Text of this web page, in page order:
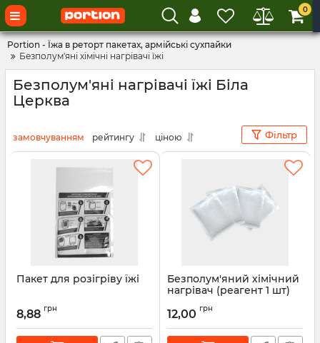
0
Portion - Їжа в реторт пакетах, армійські сухпайки
Безполум'яні хімічні нагрівачі їжі
Безполум'яні нагрівачі їжі Біла
Церква
замовчуванням рейтингу ціною Фільтр
Пакет для розігріву їжі
8,88 грн
Безполум'яний хімічний
нагрівач (реагент 1 шт)
12,00 грн